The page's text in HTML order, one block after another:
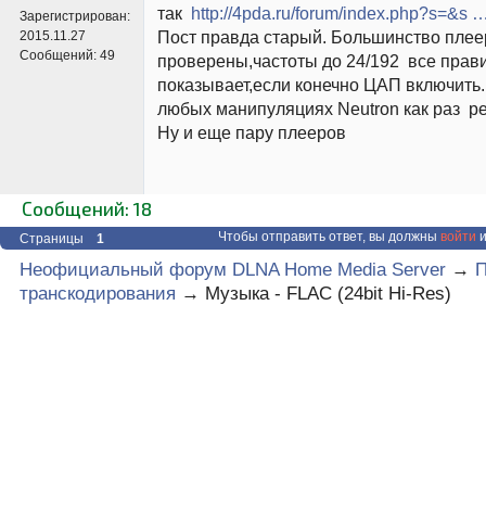
Зарегистрирован:
2015.11.27
Сообщений: 49
так http://4pda.ru/forum/index.php?s=&s
Пост правда старый. Большинство
проверены,частоты до 24/192 все
показывает,если конечно ЦАП
любых манипуляциях Neutron как раз
Ну и еще пару плееров
Сообщений: 18
Страницы 1 Чтобы отправить ответ, вы должны войти
Неофициальный форум DLNA Home Media Server →
транскодирования → Музыка - FLAC (24bit Hi-Res)